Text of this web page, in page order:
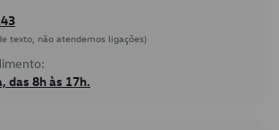
texto, não atendemos ligações)
das 8h às 17h.